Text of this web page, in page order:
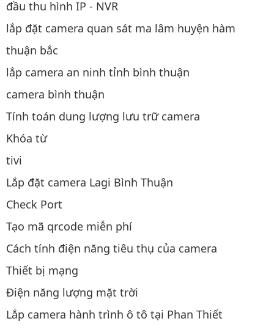
đầu thu hình IP - NVR
lắp đặt camera quan sát ma lâm huyện hàm
thuận bắc
lắp camera an ninh tỉnh bình thuận
camera bình thuận
Tính toán dung lượng lưu trữ camera
Khóa từ
tivi
Lắp đặt camera Lagi Bình Thuận
Check Port
Tạo mã qrcode miễn phí
Cách tính điện năng tiêu thụ của camera
Thiết bị mạng
Điện năng lượng mặt trời
Lắp camera hành trình ô tô tại Phan Thiết